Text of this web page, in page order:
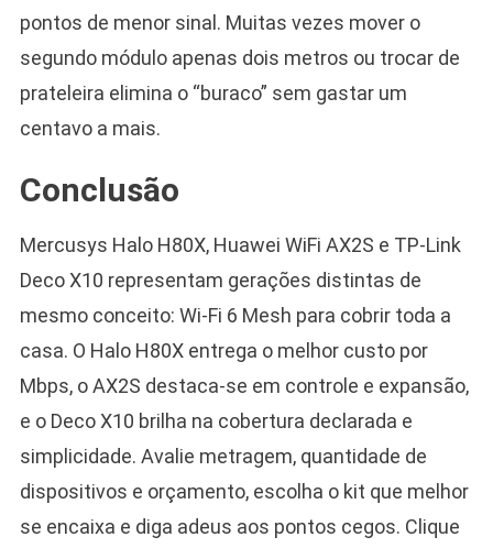
pontos de menor sinal. Muitas vezes mover o
segundo módulo apenas dois metros ou trocar de
prateleira elimina o “buraco” sem gastar um
centavo a mais.
Conclusão
Mercusys Halo H80X, Huawei WiFi AX2S e TP-Link
Deco X10 representam gerações distintas de
mesmo conceito: Wi-Fi 6 Mesh para cobrir toda a
casa. O Halo H80X entrega o melhor custo por
Mbps, o AX2S destaca-se em controle e expansão,
e o Deco X10 brilha na cobertura declarada e
simplicidade. Avalie metragem, quantidade de
dispositivos e orçamento, escolha o kit que melhor
se encaixa e diga adeus aos pontos cegos. Clique